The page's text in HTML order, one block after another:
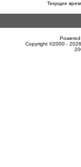
Текущее
Copyright ©2000 -